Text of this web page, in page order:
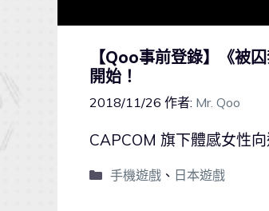
【Qoo事前登錄】《被
開始！
2018/11/26 作者: Mr. Qoo
CAPCOM 旗下體感女性
手機遊戲、 日本遊戲